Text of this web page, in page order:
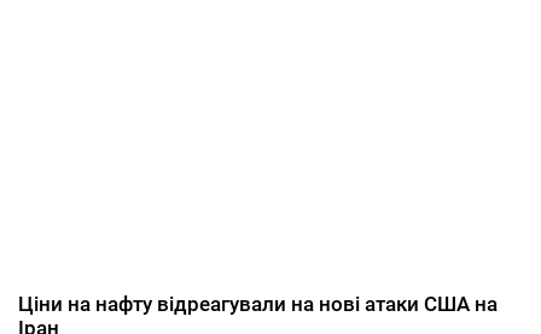
Ціни на нафту відреагували на нові атаки США на
Іран